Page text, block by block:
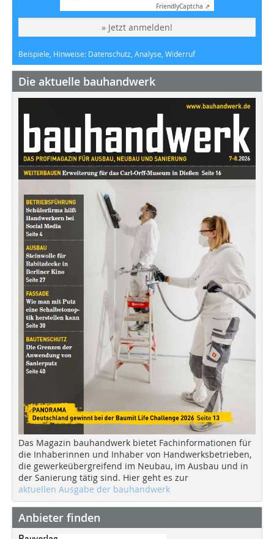
FriendlyCaptcha ⇗
» Jetzt anmelden!
Beispiele, Hinweise: Datenschutz, Analyse, Widerruf
Die aktuelle bauhandwerk
Das Magazin bauhandwerk bietet Fachinformationen für
die Inhaberinnen und Inhaber von Handwerksbetrieben,
die gewerkeübergreifend im Neubau, im Ausbau und in
der Sanierung tätig sind. Hier geht es zur
aktuellen Ausgabe der bauhandwerk
Anbieter finden